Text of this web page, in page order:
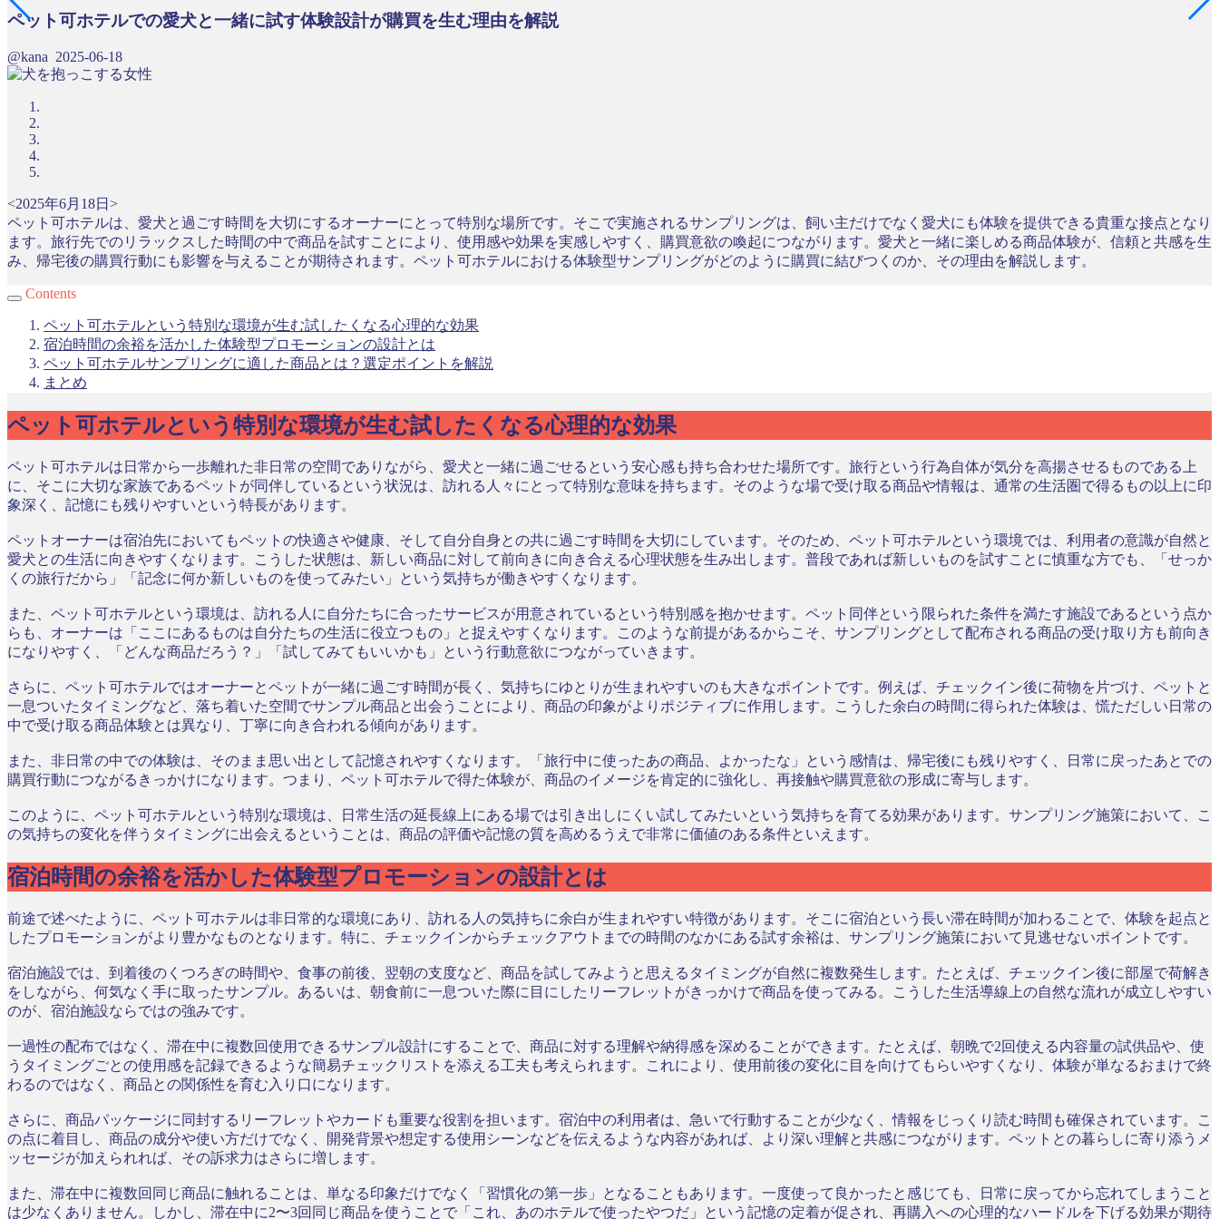
ペット可ホテルでの愛犬と一緒に試す体験設計が購買を生む理由を解説
@kana 2025-06-18
<2025年6月18日>
ペット可ホテルは、愛犬と過ごす時間を大切にするオーナーにとって特別な場所です。そこで実施されるサンプリングは、飼い主だけでなく愛犬にも体験を提供できる貴重な接点となり
ます。旅行先でのリラックスした時間の中で商品を試すことにより、使用感や効果を実感しやすく、購買意欲の喚起につながります。愛犬と一緒に楽しめる商品体験が、信頼と共感を生
み、帰宅後の購買行動にも影響を与えることが期待されます。ペット可ホテルにおける体験型サンプリングがどのように購買に結びつくのか、その理由を解説します。
Contents
ペット可ホテルという特別な環境が生む試したくなる心理的な効果
宿泊時間の余裕を活かした体験型プロモーションの設計とは
ペット可ホテルサンプリングに適した商品とは？選定ポイントを解説
まとめ
ペット可ホテルという特別な環境が生む試したくなる心理的な効果
ペット可ホテルは日常から一歩離れた非日常の空間でありながら、愛犬と一緒に過ごせるという安心感も持ち合わせた場所です。旅行という行為自体が気分を高揚させるものである上
に、そこに大切な家族であるペットが同伴しているという状況は、訪れる人々にとって特別な意味を持ちます。そのような場で受け取る商品や情報は、通常の生活圏で得るもの以上に印
象深く、記憶にも残りやすいという特長があります。
ペットオーナーは宿泊先においてもペットの快適さや健康、そして自分自身との共に過ごす時間を大切にしています。そのため、ペット可ホテルという環境では、利用者の意識が自然と
愛犬との生活に向きやすくなります。こうした状態は、新しい商品に対して前向きに向き合える心理状態を生み出します。普段であれば新しいものを試すことに慎重な方でも、「せっか
くの旅行だから」「記念に何か新しいものを使ってみたい」という気持ちが働きやすくなります。
また、ペット可ホテルという環境は、訪れる人に自分たちに合ったサービスが用意されているという特別感を抱かせます。ペット同伴という限られた条件を満たす施設であるという点か
らも、オーナーは「ここにあるものは自分たちの生活に役立つもの」と捉えやすくなります。このような前提があるからこそ、サンプリングとして配布される商品の受け取り方も前向き
になりやすく、「どんな商品だろう？」「試してみてもいいかも」という行動意欲につながっていきます。
さらに、ペット可ホテルではオーナーとペットが一緒に過ごす時間が長く、気持ちにゆとりが生まれやすいのも大きなポイントです。例えば、チェックイン後に荷物を片づけ、ペットと
一息ついたタイミングなど、落ち着いた空間でサンプル商品と出会うことにより、商品の印象がよりポジティブに作用します。こうした余白の時間に得られた体験は、慌ただしい日常の
中で受け取る商品体験とは異なり、丁寧に向き合われる傾向があります。
また、非日常の中での体験は、そのまま思い出として記憶されやすくなります。「旅行中に使ったあの商品、よかったな」という感情は、帰宅後にも残りやすく、日常に戻ったあとでの
購買行動につながるきっかけになります。つまり、ペット可ホテルで得た体験が、商品のイメージを肯定的に強化し、再接触や購買意欲の形成に寄与します。
このように、ペット可ホテルという特別な環境は、日常生活の延長線上にある場では引き出しにくい試してみたいという気持ちを育てる効果があります。サンプリング施策において、こ
の気持ちの変化を伴うタイミングに出会えるということは、商品の評価や記憶の質を高めるうえで非常に価値のある条件といえます。
宿泊時間の余裕を活かした体験型プロモーションの設計とは
前途で述べたように、ペット可ホテルは非日常的な環境にあり、訪れる人の気持ちに余白が生まれやすい特徴があります。そこに宿泊という長い滞在時間が加わることで、体験を起点と
したプロモーションがより豊かなものとなります。特に、チェックインからチェックアウトまでの時間のなかにある試す余裕は、サンプリング施策において見逃せないポイントです。
宿泊施設では、到着後のくつろぎの時間や、食事の前後、翌朝の支度など、商品を試してみようと思えるタイミングが自然に複数発生します。たとえば、チェックイン後に部屋で荷解き
をしながら、何気なく手に取ったサンプル。あるいは、朝食前に一息ついた際に目にしたリーフレットがきっかけで商品を使ってみる。こうした生活導線上の自然な流れが成立しやすい
のが、宿泊施設ならではの強みです。
一過性の配布ではなく、滞在中に複数回使用できるサンプル設計にすることで、商品に対する理解や納得感を深めることができます。たとえば、朝晩で2回使える内容量の試供品や、使
うタイミングごとの使用感を記録できるような簡易チェックリストを添える工夫も考えられます。これにより、使用前後の変化に目を向けてもらいやすくなり、体験が単なるおまけで終
わるのではなく、商品との関係性を育む入り口になります。
さらに、商品パッケージに同封するリーフレットやカードも重要な役割を担います。宿泊中の利用者は、急いで行動することが少なく、情報をじっくり読む時間も確保されています。こ
の点に着目し、商品の成分や使い方だけでなく、開発背景や想定する使用シーンなどを伝えるような内容があれば、より深い理解と共感につながります。ペットとの暮らしに寄り添うメ
ッセージが加えられれば、その訴求力はさらに増します。
また、滞在中に複数回同じ商品に触れることは、単なる印象だけでなく「習慣化の第一歩」となることもあります。一度使って良かったと感じても、日常に戻ってから忘れてしまうこと
は少なくありません。しかし、滞在中に2〜3回同じ商品を使うことで「これ、あのホテルで使ったやつだ」という記憶の定着が促され、再購入への心理的なハードルを下げる効果が期待